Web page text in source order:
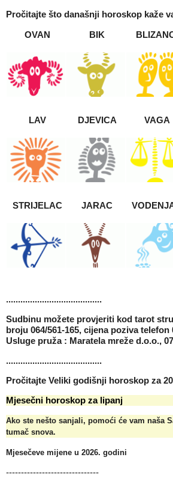
Pročitajte što današnji horoskop kaže
OVAN
BIK
LAV DJEVICA VAGA
STRIJELAC JARAC
........................................
Sudbinu možete provjeriti kod tarot
broju 064/561-165, cijena poziva telefon
Usluge pruža : Maratela mreže d.o.o.,
........................................
Pročitajte Veliki godišnji horoskop za
Mjesečni horoskop za lipanj
Ako ste nešto sanjali, pomoći će vam naša
tumač snova.
Mjesečeve mijene u 2026. godini
-------------------------------